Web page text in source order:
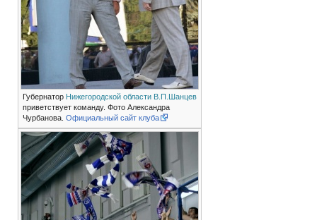
Губернатор Нижегородской области В.П.Шанцев
приветствует команду. Фото Александра
Чурбанова. Официальный сайт клуба